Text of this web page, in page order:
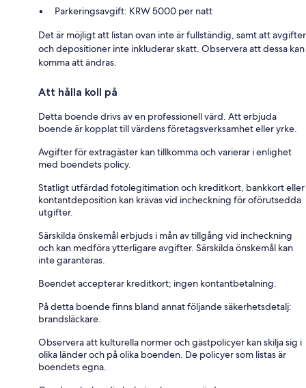
Parkeringsavgift: KRW 5000 per natt
Det är möjligt att listan ovan inte är fullständig, samt att avgifter
och depositioner inte inkluderar skatt. Observera att dessa kan
komma att ändras.
Att hålla koll på
Detta boende drivs av en professionell värd. Att erbjuda
boende är kopplat till värdens företagsverksamhet eller yrke.
Avgifter för extragäster kan tillkomma och varierar i enlighet
med boendets policy.
Statligt utfärdad fotolegitimation och kreditkort, bankkort eller
kontantdeposition kan krävas vid incheckning för oförutsedda
utgifter.
Särskilda önskemål erbjuds i mån av tillgång vid incheckning
och kan medföra ytterligare avgifter. Särskilda önskemål kan
inte garanteras.
Boendet accepterar kreditkort; ingen kontantbetalning.
På detta boende finns bland annat följande säkerhetsdetalj:
brandsläckare.
Observera att kulturella normer och gästpolicyer kan skilja sig i
olika länder och på olika boenden. De policyer som listas är
boendets egna.